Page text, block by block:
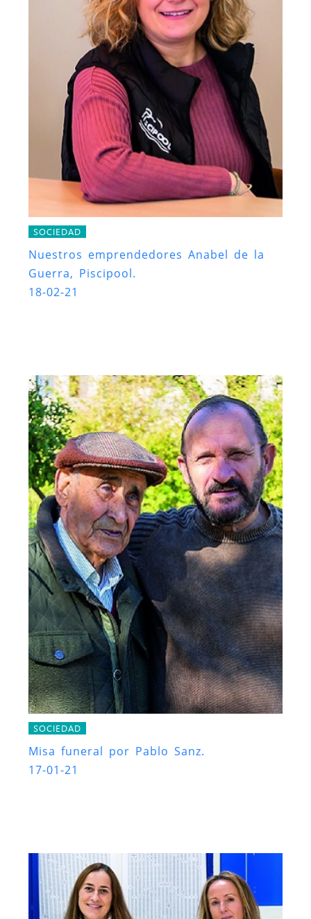
SOCIEDAD
Nuestros emprendedores Anabel de la
Guerra, Piscipool.
18-02-21
SOCIEDAD
Misa funeral por Pablo Sanz.
17-01-21